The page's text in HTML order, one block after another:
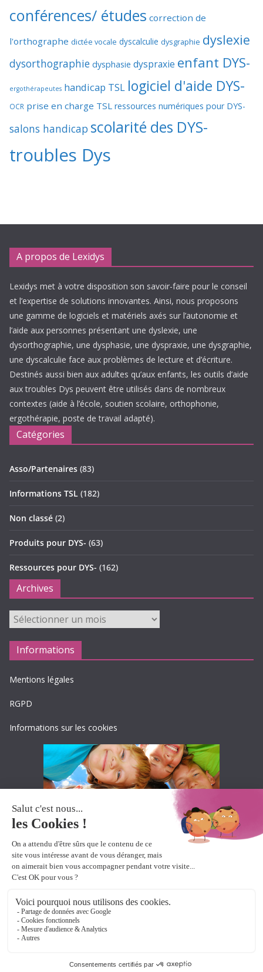
conférences/ études correction de
l'orthographe dictée vocale dyscalculie dysgraphie dyslexie
dysorthographie dysphasie dyspraxie enfant DYS-
ergothérapeutes handicap TSL logiciel d'aide DYS-
OCR prise en charge TSL ressources numériques pour DYS-
salons handicap scolarité des DYS-
troubles Dys
A propos de Lexidys
Lexidys met à votre disposition son savoir-faire pour le conseil
et l’expertise de solutions innovantes. Ainsi, nous proposons
une gamme de logiciels et matériels axés sur l’autonomie et
l’aide aux personnes présentant une dyslexie, une
dysorthographie, une dysphasie, une dyspraxie, une dysgraphie,
une dyscalculie face aux problèmes de lecture et d’écriture.
Destinés aussi bien aux adultes qu’aux enfants, les outils d’aide
aux troubles Dys peuvent être utilisés dans de nombreux
contextes (aide à l’école, soutien scolaire, orthophonie,
ergothérapie, poste de travail adapté).
Catégories
Asso/Partenaires (83)
Informations TSL (182)
Non classé (2)
Produits pour DYS- (63)
Ressources pour DYS- (162)
Archives
Archives
Informations
Mentions légales
RGPD
Informations sur les cookies
AccueilProduits pour DYS-Ressources pour DYS-
Copyright © 2026Lexidys . All rights reserved.